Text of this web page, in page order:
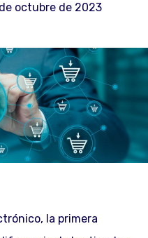
octubre de 2023
la primera